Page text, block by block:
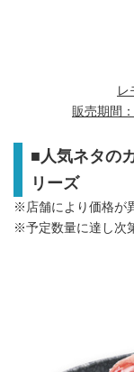
レ
販売期間：
■ 人気ネタの
リーズ
※店舗により価格が
※予定数量に達し次